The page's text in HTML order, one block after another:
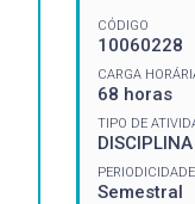
CÓDIGO
10060228
CARGA
68 horas
TIPO DE
DISCIPLINA
PERIODICIDADE
Semestral